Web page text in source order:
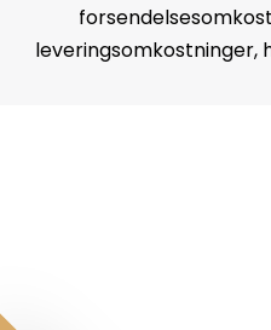
leveringsomkostninger,